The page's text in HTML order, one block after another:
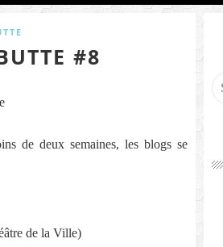
#8
de deux semaines, les blogs se
de la Ville)